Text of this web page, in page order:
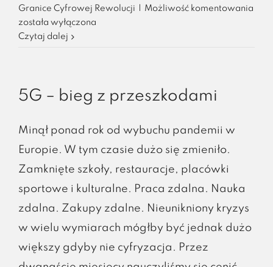
Granice Cyfrowej Rewolucji
Możliwość komentowania
Nowe
Szaty
została wyłączona
Czytaj dalej
5G – bieg z przeszkodami
Minął ponad rok od wybuchu pandemii w
Europie. W tym czasie dużo się zmieniło.
Zamknięte szkoły, restauracje, placówki
sportowe i kulturalne. Praca zdalna. Nauka
zdalna. Zakupy zdalne. Nieunikniony kryzys
w wielu wymiarach mógłby być jednak dużo
większy gdyby nie cyfryzacja. Przez